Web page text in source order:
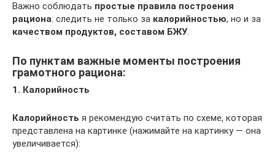
Важно соблюдать простые правила построения
рациона: следить не только за калорийностью, но и за
качеством продуктов, составом БЖУ.
По пунктам важные моменты построения
грамотного рациона:
1. Калорийность
Калорийность я рекомендую считать по схеме, которая
представлена на картинке (нажимайте на картинку — она
увеличивается):